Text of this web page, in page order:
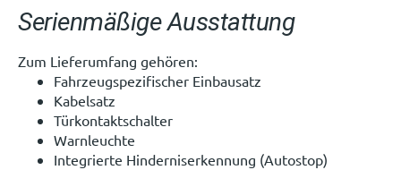
Serienmäßige Ausstattung
Zum Lieferumfang gehören:
Fahrzeugspezifischer Einbausatz
Kabelsatz
Türkontaktschalter
Warnleuchte
Integrierte Hinderniserkennung (Autostop)